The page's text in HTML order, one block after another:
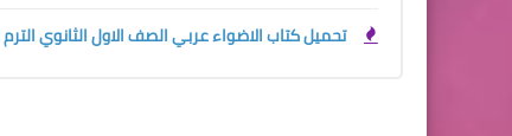
تحميل كتاب الاضواء عربي الصف الاول الثانوي الترم